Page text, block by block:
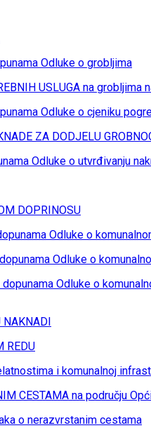
Odluke o grobljima
USLUGA na grobljima
Odluke o cjeniku
ZA DODJELU
Odluke o utvrđivanju
DOPRINOSU
Odluke o
Odluke o
Odluke o
REDU
i komunalnoj
CESTAMA na području
o nerazvrstanim cestama